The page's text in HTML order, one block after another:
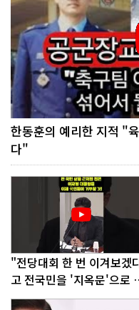
한동훈의 예리한 지적 "
다"
"전당대회 한 번 이겨보겠
고 전국민을 '지옥문'으로
어!"